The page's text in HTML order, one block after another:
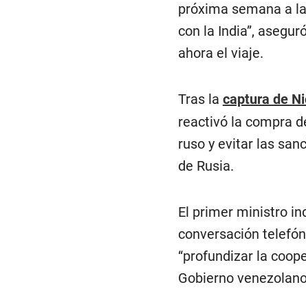
próxima semana a
con la India”,
ahora el viaje.
Tras la captura de
reactivó la compra
ruso y evitar las
de Rusia.
El primer ministro
conversación
“profundizar la
Gobierno